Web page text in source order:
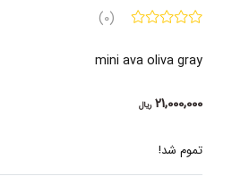
(0)
mini ava oliva gray
21,000,000 ریال
تموم شد!